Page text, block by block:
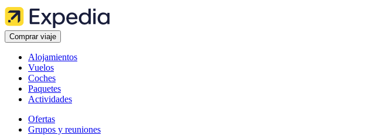
Comprar viaje
Alojamientos
Vuelos
Coches
Paquetes
Actividades
Ofertas
Grupos y reuniones